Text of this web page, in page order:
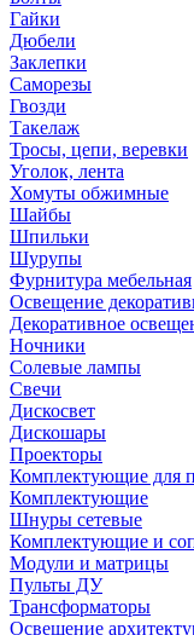
Гайки
Дюбели
Заклепки
Саморезы
Гвозди
Такелаж
Тросы, цепи, веревки
Уголок, лента
Хомуты обжимные
Шайбы
Шпильки
Шурупы
Фурнитура мебельная
Освещение
Декоративное
Ночники
Солевые лампы
Свечи
Дискосвет
Дискошары
Проекторы
Комплектующие для
Комплектующие
Шнуры сетевые
Комплектующие и
Модули и матрицы
Пульты ДУ
Трансформаторы
Освещение